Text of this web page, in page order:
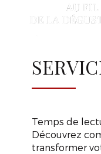
Temps de
Découvrez
transformer